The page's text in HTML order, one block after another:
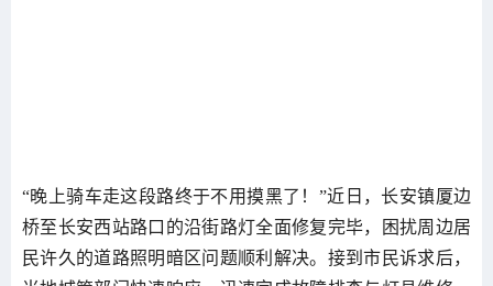
“晚上骑车走这段路终于不用摸黑了！”近日，长安镇厦边
桥至长安西站路口的沿街路灯全面修复完毕，困扰周边居
民许久的道路照明暗区问题顺利解决。接到市民诉求后，